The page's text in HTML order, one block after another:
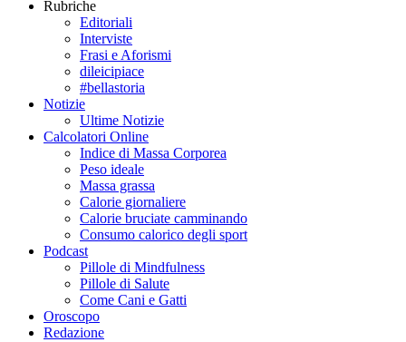
Rubriche
Editoriali
Interviste
Frasi e Aforismi
dileicipiace
#bellastoria
Notizie
Ultime Notizie
Calcolatori Online
Indice di Massa Corporea
Peso ideale
Massa grassa
Calorie giornaliere
Calorie bruciate camminando
Consumo calorico degli sport
Podcast
Pillole di Mindfulness
Pillole di Salute
Come Cani e Gatti
Oroscopo
Redazione